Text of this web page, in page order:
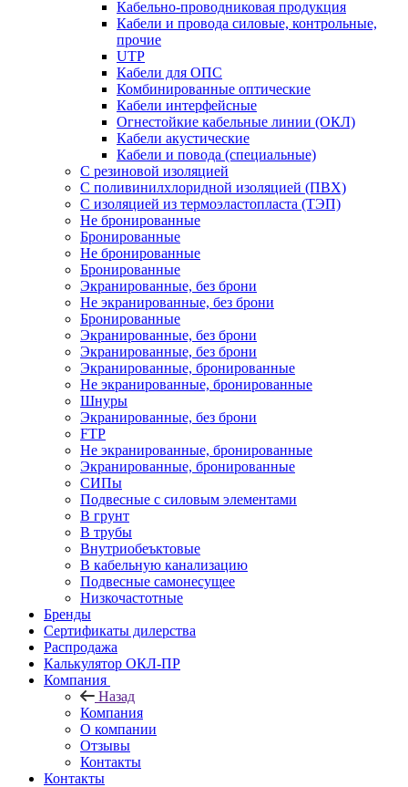
Кабельно-проводниковая продукция
Кабели и провода силовые, контрольные,
прочие
UTP
Кабели для ОПС
Комбинированные оптические
Кабели интерфейсные
Огнестойкие кабельные линии (ОКЛ)
Кабели акустические
Кабели и повода (специальные)
С резиновой изоляцией
С поливинилхлоридной изоляцией (ПВХ)
С изоляцией из термоэластопласта (ТЭП)
Не бронированные
Бронированные
Не бронированные
Бронированные
Экранированные, без брони
Не экранированные, без брони
Бронированные
Экранированные, без брони
Экранированные, без брони
Экранированные, бронированные
Не экранированные, бронированные
Шнуры
Экранированные, без брони
FTP
Не экранированные, бронированные
Экранированные, бронированные
СИПы
Подвесные с силовым элементами
В грунт
В трубы
Внутриобеъктовые
В кабельную канализацию
Подвесные самонесущее
Низкочастотные
Бренды
Сертификаты дилерства
Распродажа
Калькулятор ОКЛ-ПР
Компания
Назад
Компания
О компании
Отзывы
Контакты
Контакты